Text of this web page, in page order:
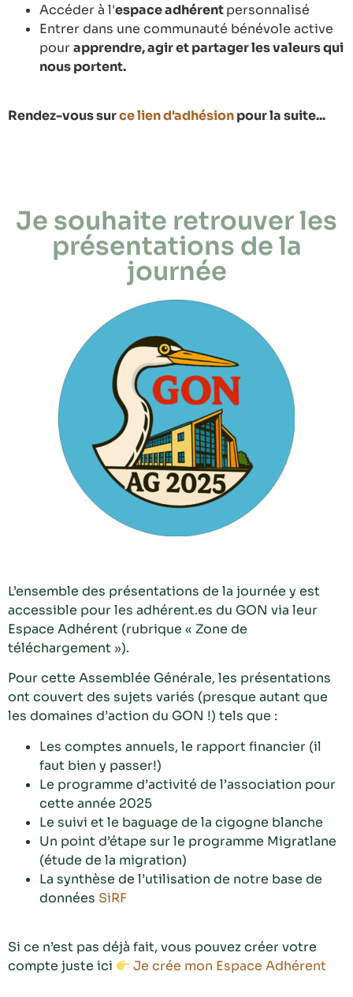
Accéder à l'espace adhérentpersonnalisé
Entrer dans une communauté bénévole active
pourapprendre, agir et partager les valeurs qui
nous portent.
Rendez-vous surce lien d'adhésionpour la suite...
Je souhaite retrouver les
présentations de la
journée
L’ensemble des présentations de la journée y est
accessible pour les adhérent.es du GON via leur
Espace Adhérent (rubrique « Zone de
téléchargement »).
Pour cette Assemblée Générale, les présentations
ont couvert des sujets variés (presque autant que
les domaines d’action du GON !) tels que :
Les comptes annuels, le rapport financier (il
faut bien y passer!)
Le programme d’activité de l’association pour
cette année 2025
Le suivi et le baguage de la cigogne blanche
Un point d’étape sur le programme Migratlane
(étude de la migration)
La synthèse de l’utilisation de notre base de
données SiRF
Si ce n’est pas déjà fait, vous pouvez créer votre
compte juste ici
Je crée mon Espace Adhérent